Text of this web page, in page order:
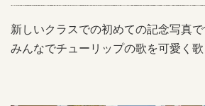
新しいクラスでの初めての記念写真
みんなでチューリップの歌を可愛く歌